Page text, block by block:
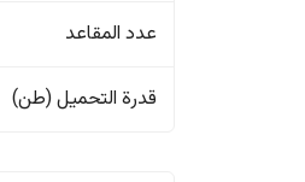
عدد المقاعد
قدرة التحميل (طن)